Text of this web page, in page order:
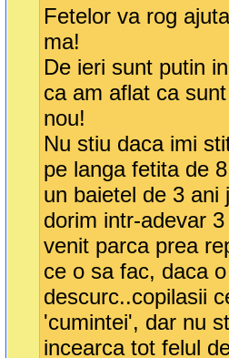
Fetelor va rog
ma!
De ieri sunt putin
ca am aflat ca
nou!
Nu stiu daca imi
pe langa fetita de
un baietel de 3 ani
dorim intr-adevar
venit parca prea
ce o sa fac, daca
descurc..copilasii
'cumintei', dar nu
incearca tot felul